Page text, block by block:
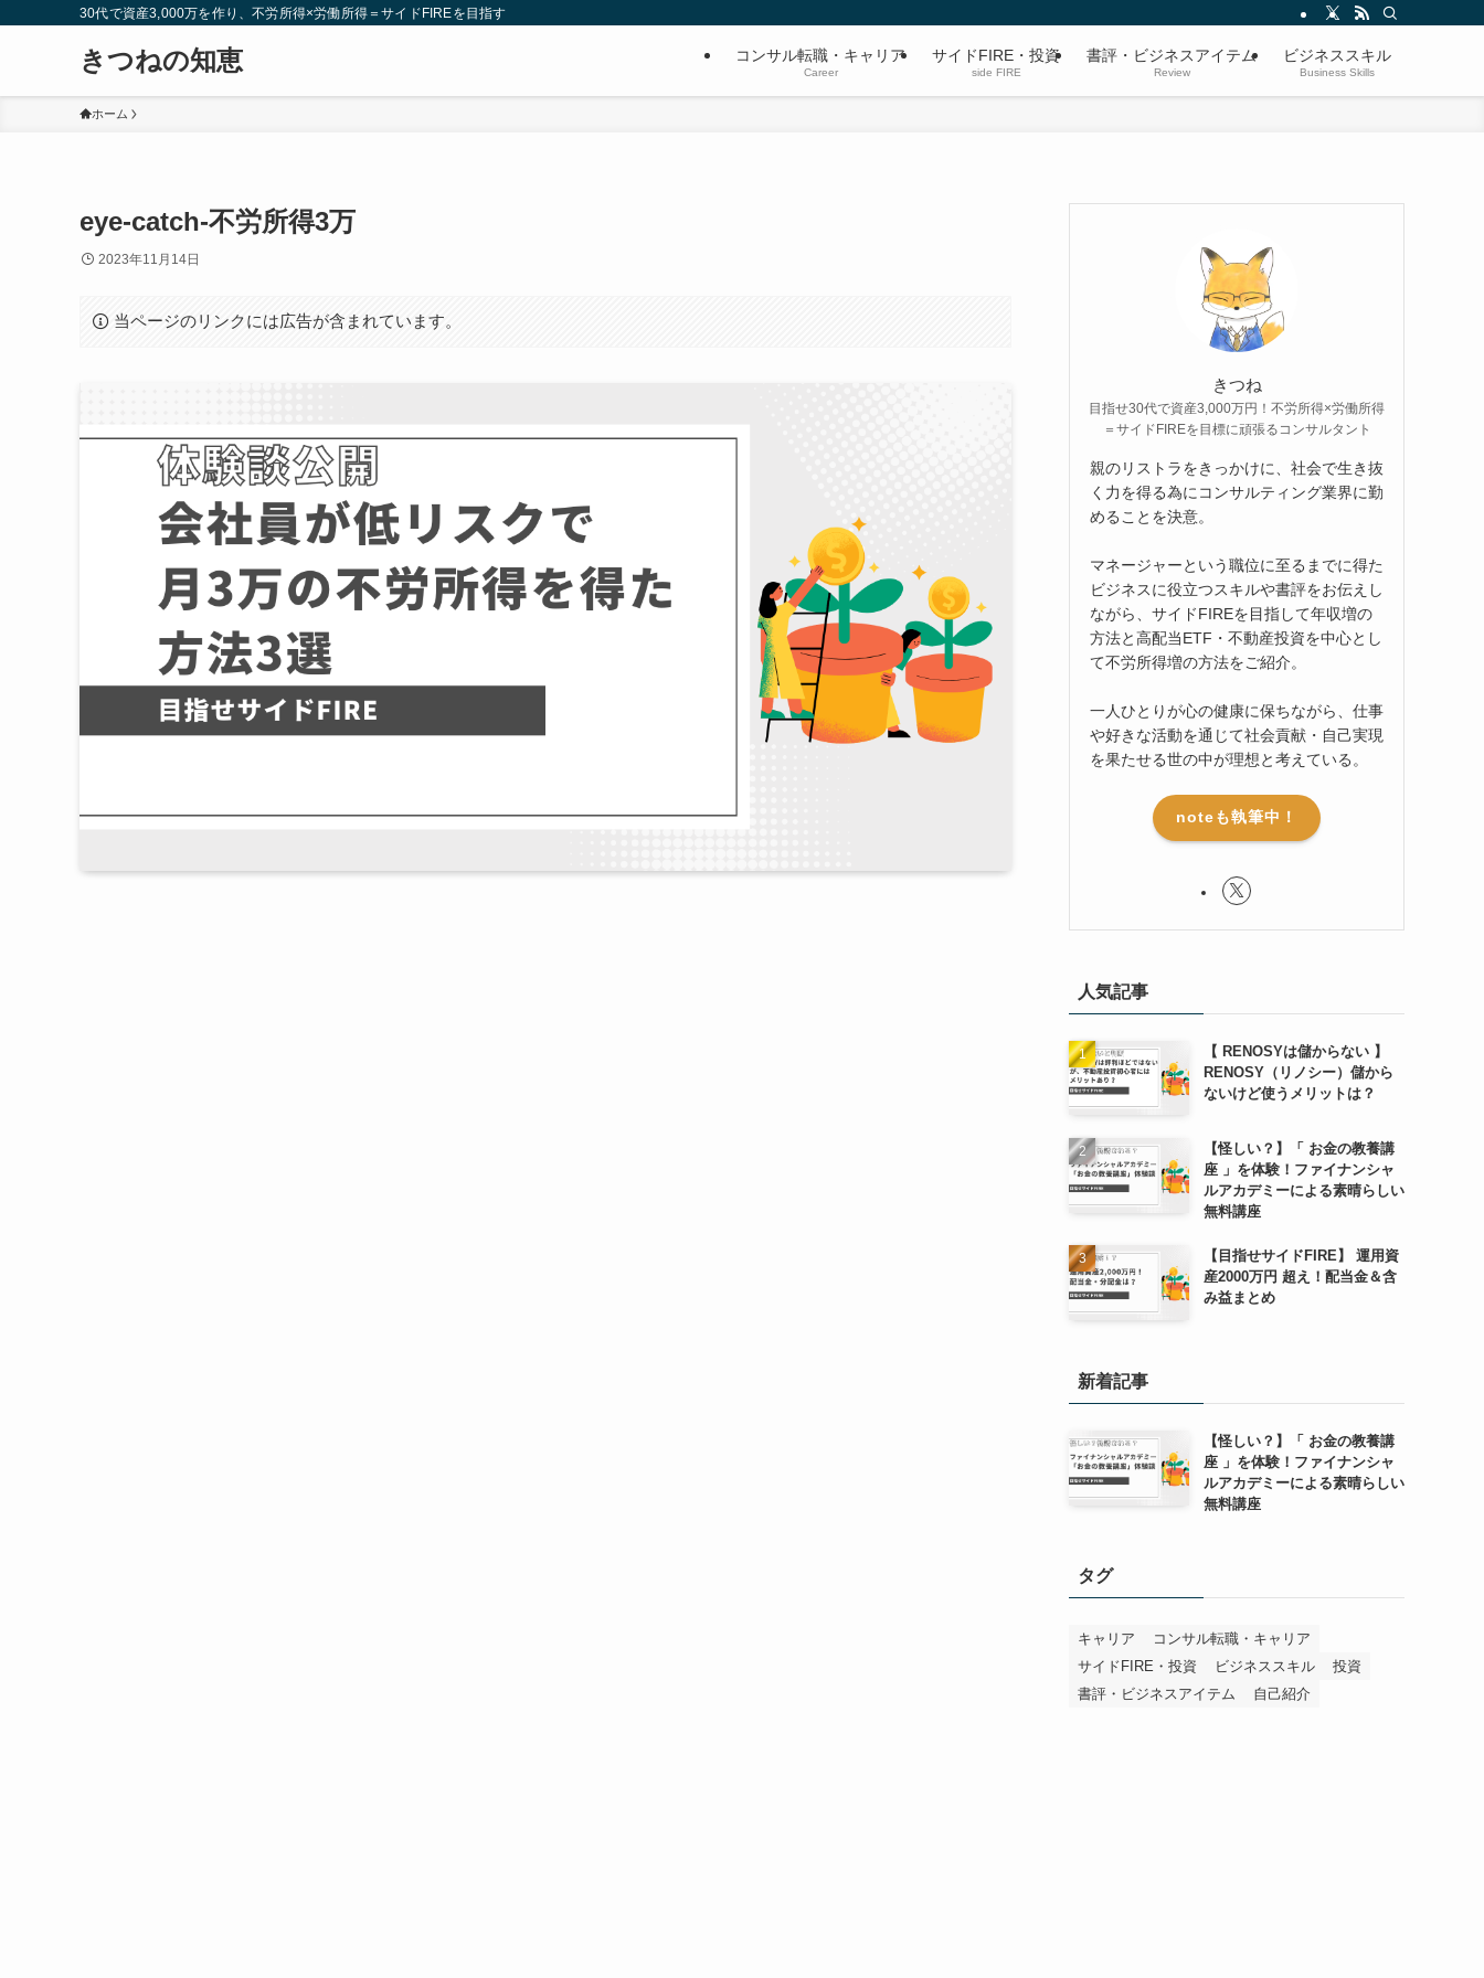
30代で資産3,000万を作り、不労所得×労働所得＝サイドFIREを目指す
きつねの知恵 コンサル転職・キャリア
Career
サイドFIRE・投資
side FIRE
書評・ビジネスアイテム
Review
ビジネススキル
Business Skills
ホーム
eye-catch-不労所得3万
2023年11月14日
当ページのリンクには広告が含まれています。
きつね
目指せ30代で資産3,000万円！不労所得×労働所得
＝サイドFIREを目標に頑張るコンサルタント
親のリストラをきっかけに、社会で生き抜
く力を得る為にコンサルティング業界に勤
めることを決意。
マネージャーという職位に至るまでに得た
ビジネスに役立つスキルや書評をお伝えし
ながら、サイドFIREを目指して年収増の
方法と高配当ETF・不動産投資を中心とし
て不労所得増の方法をご紹介。
一人ひとりが心の健康に保ちながら、仕事
や好きな活動を通じて社会貢献・自己実現
を果たせる世の中が理想と考えている。
noteも執筆中！
人気記事
【 RENOSYは儲からない 】
RENOSY（リノシー）儲から
ないけど使うメリットは？
【怪しい？】「 お金の教養講
座 」を体験！ファイナンシャ
ルアカデミーによる素晴らしい
無料講座
【目指せサイドFIRE】 運用資
産2000万円 超え！配当金＆含
み益まとめ
新着記事
【怪しい？】「 お金の教養講
座 」を体験！ファイナンシャ
ルアカデミーによる素晴らしい
無料講座
タグ
キャリア
コンサル転職・キャリア
サイドFIRE・投資
ビジネススキル
投資
書評・ビジネスアイテム
自己紹介